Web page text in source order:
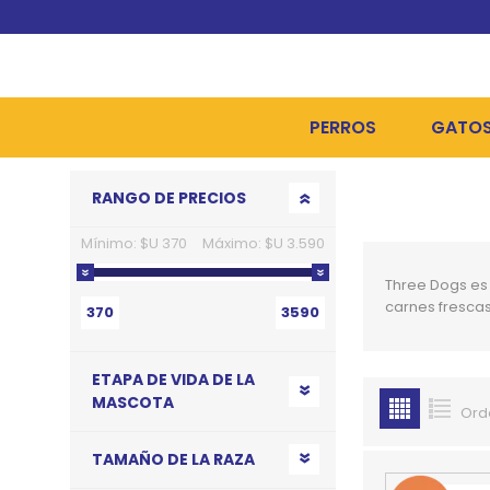
PERROS
HIGIENE, PELUQUERÍA
BOLSOS Y
BOLSAS PARA MATERIA
COLLARES, ARNESES Y
Three Dogs
carnes
RANGO DE PRECIOS
Mínimo: $U 370 Máximo: $U 3.590
370 3590
ETAPA DE VIDA DE LA
MASCOTA
TAMAÑO DE LA RAZA